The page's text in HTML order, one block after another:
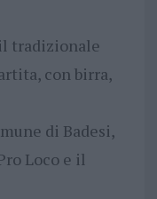
tradizionale
con birra,
di Badesi,
Loco e il